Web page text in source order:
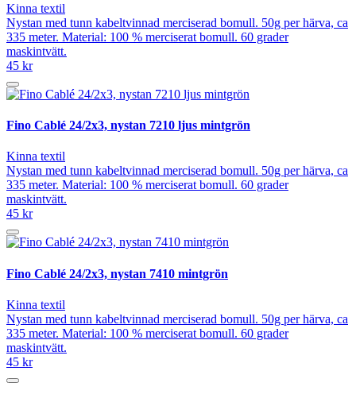
Kinna textil
Nystan med tunn kabeltvinnad merciserad bomull. 50g per härva, ca
335 meter. Material: 100 % merciserat bomull. 60 grader
maskintvätt.
45 kr
Fino Cablé 24/2x3, nystan 7210 ljus mintgrön
Kinna textil
Nystan med tunn kabeltvinnad merciserad bomull. 50g per härva, ca
335 meter. Material: 100 % merciserat bomull. 60 grader
maskintvätt.
45 kr
Fino Cablé 24/2x3, nystan 7410 mintgrön
Kinna textil
Nystan med tunn kabeltvinnad merciserad bomull. 50g per härva, ca
335 meter. Material: 100 % merciserat bomull. 60 grader
maskintvätt.
45 kr